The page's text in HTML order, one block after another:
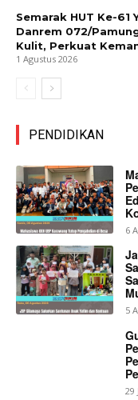
Semarak HUT Ke-
Danrem 072/
Kulit, Perkuat
1 Agustus 2026
PENDIDIKAN
6
5
29